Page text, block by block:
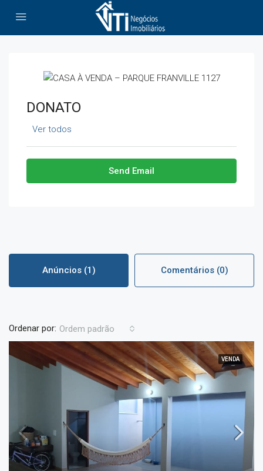
DONATO
Ver todos
Send Email
Anúncios (1) Comentários (0)
Ordenar por: Ordem padrão
VENDA